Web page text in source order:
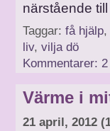
närstående
Taggar: få hjälp,
liv, vilja dö
Kommentarer: 2
Värme i
21 april, 2012